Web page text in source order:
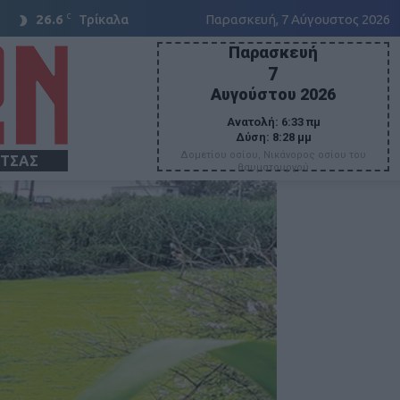
26.6 C Τρίκαλα Παρασκευή, 7 Αύγουστος 2026
Παρασκευή
7
Αυγούστου 2026
Ανατολή: 6:33 πμ
Δύση: 8:28 μμ
Δομετίου οσίου, Νικάνορος οσίου του
θαυματουργού